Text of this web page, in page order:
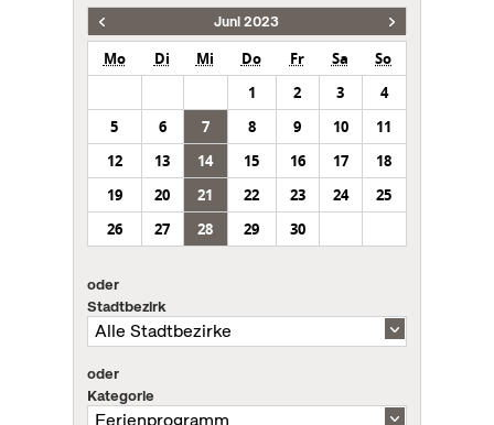
Juni 2023
Mo Di Mi Do Fr Sa
So
1
2 3
4
5
6 7 8 9 10
11
12
13 14 15 16 17
18
19
20 21 22 23 24
25
26
27 28 29 30
oder
Stadtbezirk
oder
Kategorie